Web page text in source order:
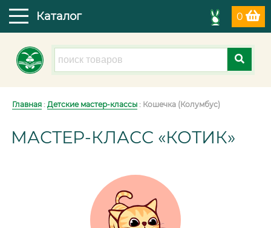
0
Каталог
Главная : Детские мастер-классы : Кошечка (Колумбус)
МАСТЕР-КЛАСС «КОТИК»